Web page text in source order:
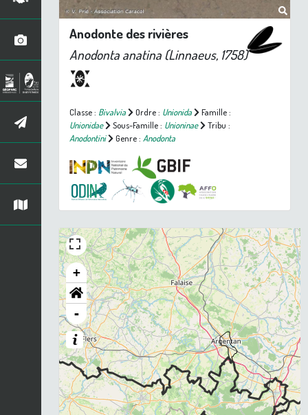
Anodonte des rivières
Anodonta anatina (Linnaeus, 1758)
Classe : Bivalvia Ordre : Unionida
Famille :
Unionidae
Sous-Famille : Unioninae
Tribu :
Anodontini
Genre : Anodonta
+
-